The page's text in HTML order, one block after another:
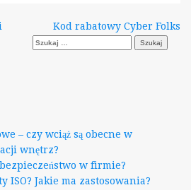
Kod rabatowy Cyber Folks
Szukaj:
– czy wciąż są obecne w
wnętrz?
w firmie?
ISO? Jakie ma zastosowania?